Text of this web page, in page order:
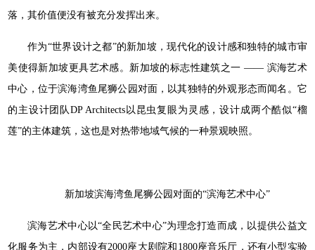
落，其价值便没有被充分发挥出来。
作为“世界设计之都”的新加坡，现代化的设计感和独特的城市审
美使得新加坡更具艺术感。新加坡的标志性建筑之一 —— 滨海艺术
中心，位于滨海湾鱼尾狮公园对面，以其独特的外观形态而闻名。它
的主设计团队DP Architects以昆虫复眼为灵感，设计成两个酷似“榴
莲”的主体建筑，这也是对热带地域气候的一种景观映照。
新加坡滨海湾鱼尾狮公园对面的“滨海艺术中心”
滨海艺术中心以“全民艺术中心”为理念打造而成，以提供公益文
化服务为主，内部设有2000座大剧院和1800座音乐厅，还有小型实验